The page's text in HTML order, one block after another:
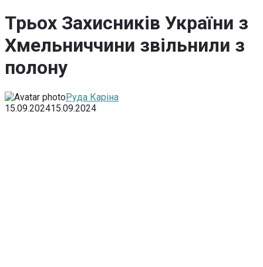
Трьох Захисників України з
Хмельниччини звільнили з
полону
Руда Каріна
15.09.202415.09.2024